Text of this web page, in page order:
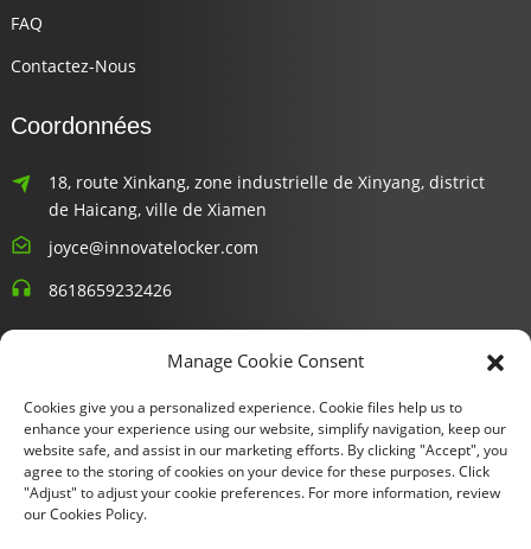
FAQ
Contactez-Nous
Coordonnées
18, route Xinkang, zone industrielle de Xinyang, district
de Haicang, ville de Xiamen
joyce@innovatelocker.com
8618659232426
Bulletins D'information
Entrez votre email et nous vous enverrons les dernières
informations sur les plans.
Demande De Renseignements Maintenant
Manage Cookie Consent
Cookies give you a personalized experience. Cookie files help us to
enhance your experience using our website, simplify navigation, keep our
website safe, and assist in our marketing efforts. By clicking "Accept", you
agree to the storing of cookies on your device for these purposes. Click
"Adjust" to adjust your cookie preferences. For more information, review
our Cookies Policy.